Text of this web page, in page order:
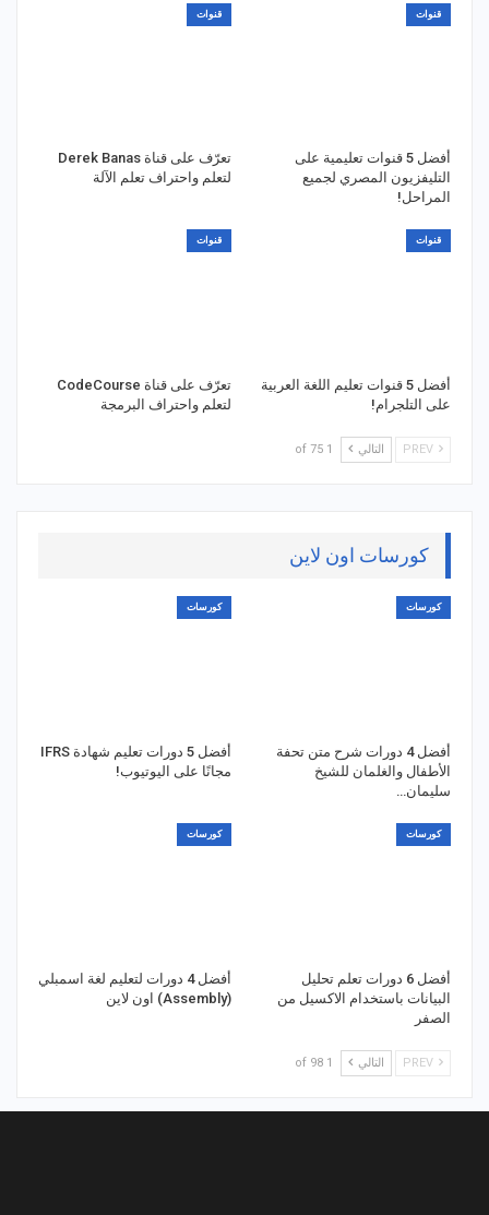
قنوات
أفضل 5 قنوات تعليمية على
التليفزيون المصري لجميع
المراحل!
قنوات
تعرّف على قناة Derek Banas
لتعلم واحتراف تعلم الآلة
قنوات
أفضل 5 قنوات تعليم اللغة العربية
على التلجرام!
قنوات
تعرّف على قناة CodeCourse
لتعلم واحتراف البرمجة
التالي 1 of 75
كورسات اون لاين
كورسات
أفضل 4 دورات شرح متن تحفة
الأطفال والغلمان للشيخ
سليمان…
كورسات
أفضل 5 دورات تعليم شهادة IFRS
مجانًا على اليوتيوب!
كورسات
أفضل 6 دورات تعلم تحليل
البيانات باستخدام الاكسيل من
الصفر
كورسات
أفضل 4 دورات لتعليم لغة اسمبلي
(Assembly) اون لاين
التالي 1 of 98